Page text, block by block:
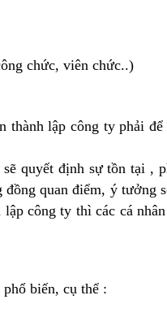
chức, viên chức..)
lập công ty phải để
định sự tồn tại ,
quan điểm, ý tưởng
công ty thì các cá
biến, cụ thể :